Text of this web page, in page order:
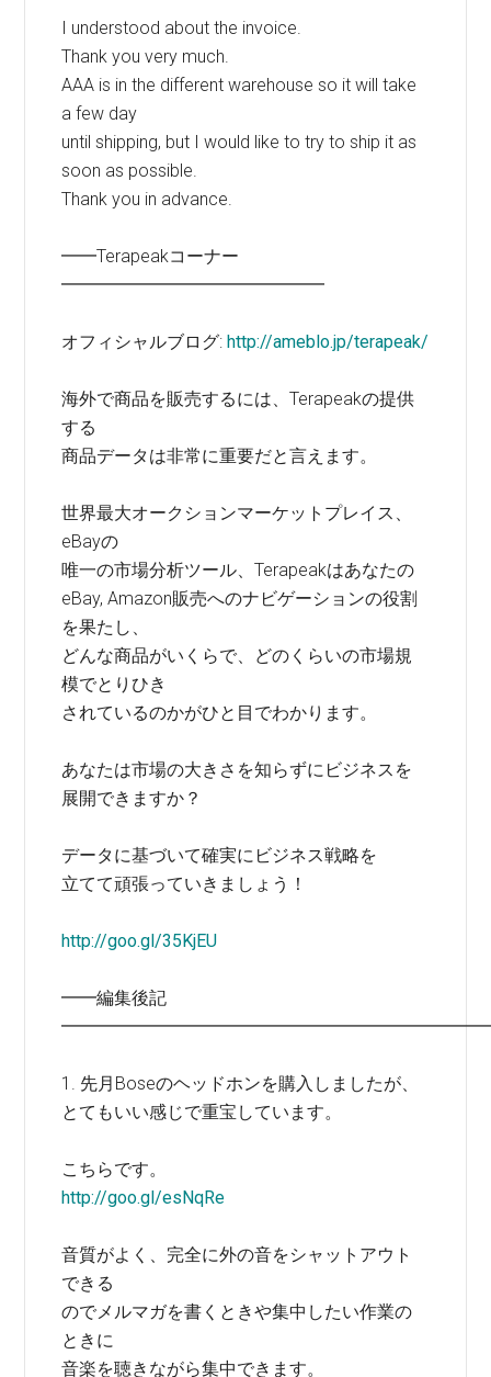
I understood about the invoice.
Thank you very much.
AAA is in the different warehouse so it will take
a few day
until shipping, but I would like to try to ship it as
soon as possible.
Thank you in advance.
━━Terapeakコーナー
━━━━━━━━━━━━━━━
オフィシャルブログ:http://ameblo.jp/terapeak/
海外で商品を販売するには、Terapeakの提供
する
商品データは非常に重要だと言えます。
世界最大オークションマーケットプレイス、
eBayの
唯一の市場分析ツール、Terapeakはあなたの
eBay, Amazon販売へのナビゲーションの役割
を果たし、
どんな商品がいくらで、どのくらいの市場規
模でとりひき
されているのかがひと目でわかります。
あなたは市場の大きさを知らずにビジネスを
展開できますか？
データに基づいて確実にビジネス戦略を
立てて頑張っていきましょう！
http://goo.gl/35KjEU
━━編集後記
1. 先月Boseのヘッドホンを購入しましたが、
とてもいい感じで重宝しています。
こちらです。
http://goo.gl/esNqRe
音質がよく、完全に外の音をシャットアウト
できる
のでメルマガを書くときや集中したい作業の
ときに
音楽を聴きながら集中できます。